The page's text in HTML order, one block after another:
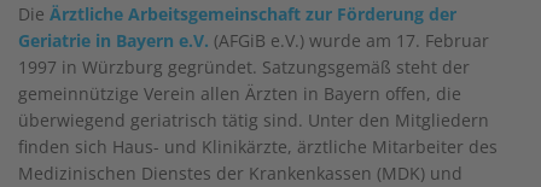
Die Ärztliche Arbeitsgemeinschaft zur Förderung der
Geriatrie in Bayern e.V. (AFGiB e.V.) wurde am 17. Februar
1997 in Würzburg gegründet. Satzungsgemäß steht der
gemeinnützige Verein allen Ärzten in Bayern offen, die
überwiegend geriatrisch tätig sind. Unter den Mitgliedern
finden sich Haus- und Klinikärzte, ärztliche Mitarbeiter des
Medizinischen Dienstes der Krankenkassen (MDK) und